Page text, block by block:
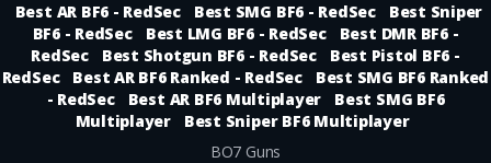
Best AR BF6 - RedSec
Best SMG BF6 - RedSec
Best Sniper
BF6 - RedSec
Best LMG BF6 - RedSec
Best DMR BF6 -
RedSec
Best Shotgun BF6 - RedSec
Best Pistol BF6 -
RedSec
Best AR BF6 Ranked - RedSec
Best SMG BF6 Ranked
- RedSec
Best AR BF6 Multiplayer
Best SMG BF6
Multiplayer
Best Sniper BF6 Multiplayer
BO7 Guns